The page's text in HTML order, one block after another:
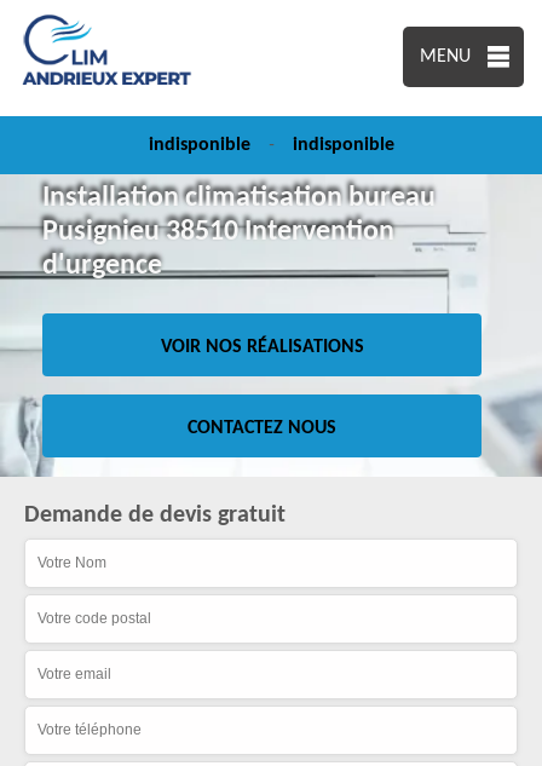
MENU
indisponible - indisponible
Installation climatisation bureau
Pusignieu 38510 Intervention
d'urgence
VOIR NOS RÉALISATIONS
CONTACTEZ NOUS
Demande de devis gratuit